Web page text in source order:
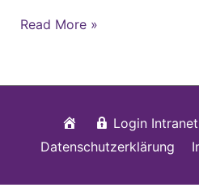
Read More »
StartseiteLogin Intranet
Datenschutzerklärung